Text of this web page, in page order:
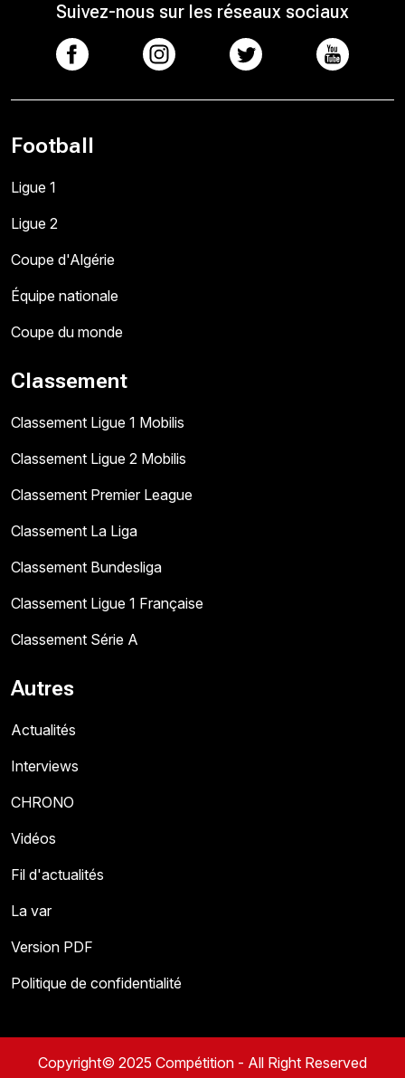
Suivez-nous sur les réseaux sociaux
Football
Ligue 1
Ligue 2
Coupe d'Algérie
Équipe nationale
Coupe du monde
Classement
Classement Ligue 1 Mobilis
Classement Ligue 2 Mobilis
Classement Premier League
Classement La Liga
Classement Bundesliga
Classement Ligue 1 Française
Classement Série A
Autres
Actualités
Interviews
CHRONO
Vidéos
Fil d'actualités
La var
Version PDF
Politique de confidentialité
Copyright© 2025 Compétition - All Right Reserved